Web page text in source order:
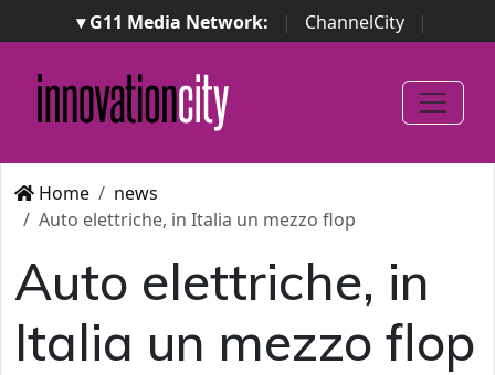
▾ G11 Media Network: | ChannelCity
|
ImpresaCity | SecurityOpenLab | Italian Channel
Awards
Italian Project Awards
Italian Security
Awards
Home
news
Auto elettriche, in Italia un mezzo flop
Auto elettriche, in
Italia un mezzo flop